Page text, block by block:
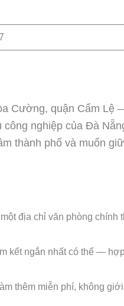
Cường, quận Cẩm Lệ
nghiệp của Đà
thành phố và muốn
địa chỉ văn phòng
kết ngắn nhất có thể —
thêm miễn phí, không